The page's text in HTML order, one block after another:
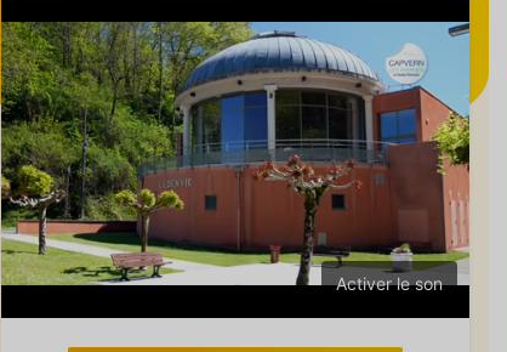
Activer le son